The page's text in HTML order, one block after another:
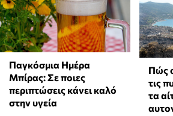
Παγκόσμια Ημέρα
Μπίρας: Σε ποιες
περιπτώσεις κάνει καλό
στην υγεία
Πώς
τις
τα